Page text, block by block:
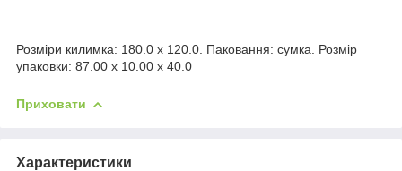
Розміри килимка: 180.0 x 120.0. Паковання: сумка. Розмір
упаковки: 87.00 x 10.00 x 40.0
Приховати
Характеристики